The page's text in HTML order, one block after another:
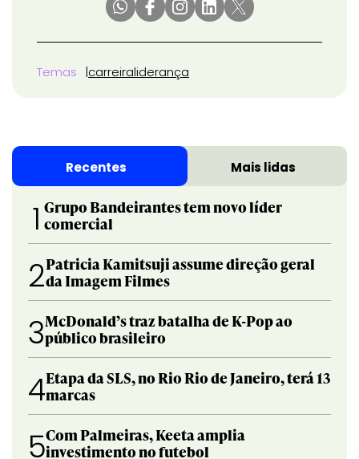
Temas carreiraliderança
Recentes Mais lidas
1 Grupo Bandeirantes tem novo líder
comercial
2Patricia Kamitsuji assume direção geral
da Imagem Filmes
3McDonald’s traz batalha de K-Pop ao
público brasileiro
4Etapa da SLS, no Rio Rio de Janeiro, terá 13
marcas
5Com Palmeiras, Keeta amplia
investimento no futebol